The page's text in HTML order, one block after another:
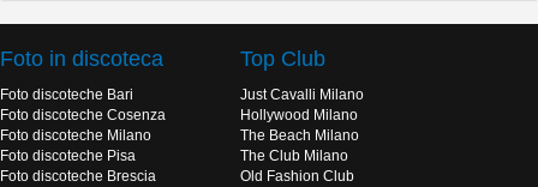
Foto in discoteca
Foto discoteche Bari
Foto discoteche Cosenza
Foto discoteche Milano
Foto discoteche Pisa
Foto discoteche Brescia
Top Club
Just Cavalli Milano
Hollywood Milano
The Beach Milano
The Club Milano
Old Fashion Club